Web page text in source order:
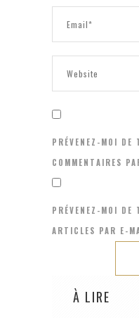
PRÉVENEZ-MOI DE
COMMENTAIRES
PRÉVENEZ-MOI DE
ARTICLES PAR E-
À LIRE